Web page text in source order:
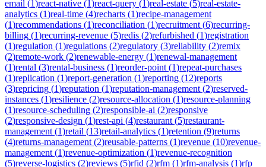
email (1)react-native (1)react-query (1)real-estate (5)real-estate-
analytics (1)real-time (4)recharts (1)recipe-management
(1)recommendations (1)reconciliation (1)recruitment (6)recurring-
billing (1)recurring-revenue (5)redis (2)refurbished (1)registration
(1)regulation (1)regulations (2)regulatory (3)reliability (2)remix
(2)remote-work (2)renewable-energy (1)renewal-management
(1)rental (3)rental-business (1)reorder-point (1)repeat-purchases
(1)replication (1)report-generation (1)reporting (12)reports
(3)repricing (1)reputation (1)reputation-management (2)reserved-
instances (1)resilience (2)resource-allocation (1)resource-planning
(1)resource-scheduling (2)responsible-ai (2)responsive
(2)responsive-design (1)rest-api (4)restaurant (5)restaurant-
management (1)retail (13)retail-analytics (1)retention (9)returns
(4)returns-management (2)reusable-patterns (1)revenue (10)revenue-
management (1)revenue-optimization (1)revenue-recognition
(5)reverse-logistics (2)reviews (5)rfid (2)rfm (1)rfm-analysis (1)rfp